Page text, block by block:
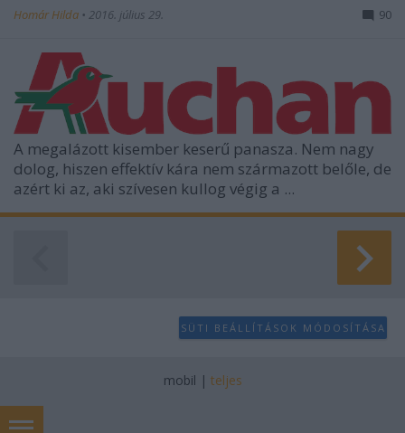
Homár Hilda • 2016. július 29. 90
A megalázott kisember keserű panasza. Nem nagy
dolog, hiszen effektív kára nem származott belőle, de
azért ki az, aki szívesen kullog végig a ...
SÜTI BEÁLLÍTÁSOK MÓDOSÍTÁSA
mobil | teljes